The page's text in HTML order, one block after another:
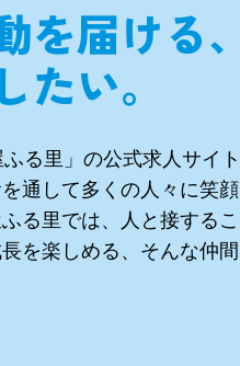
届ける、
い。
る里」の公式求人サイト
通して多くの人々に笑顔
る里では、人と接するこ
を楽しめる、そんな仲間